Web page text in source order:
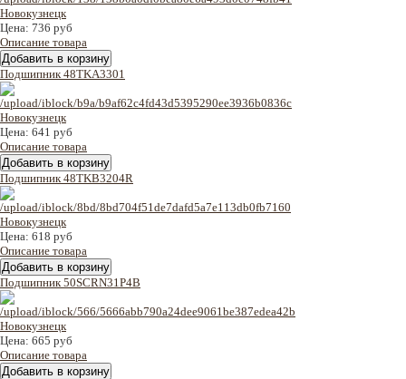
Цена: 736 руб
Описание товара
Подшипник 48TKA3301
Цена: 641 руб
Описание товара
Подшипник 48TKB3204R
Цена: 618 руб
Описание товара
Подшипник 50SCRN31P4B
Цена: 665 руб
Описание товара